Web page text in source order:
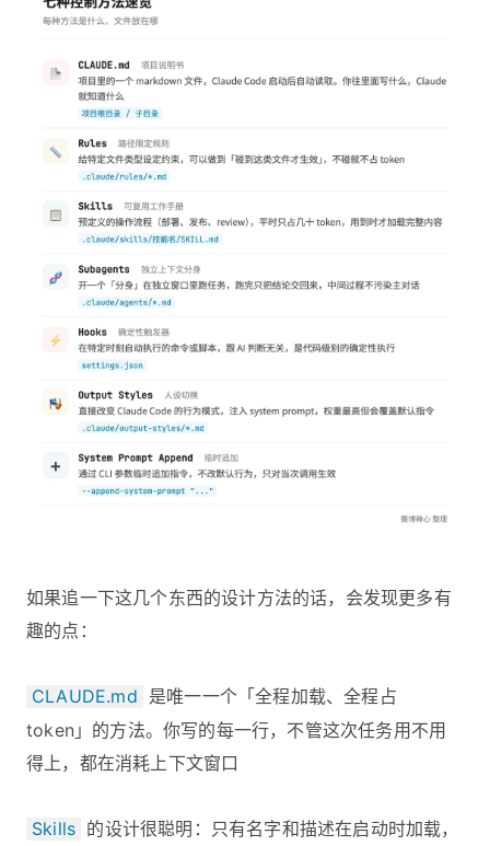
如果追一下这几个东西的设计方法的话，会发现更多有
趣的点：
CLAUDE.md 是唯一一个「全程加载、全程占
token」的方法。你写的每一行，不管这次任务用不用
得上，都在消耗上下文窗口
Skills 的设计很聪明：只有名字和描述在启动时加载，